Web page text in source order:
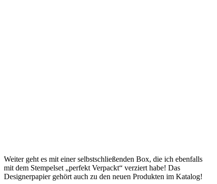
Weiter geht es mit einer selbstschließenden Box, die ich ebenfalls
mit dem Stempelset „perfekt Verpackt“ verziert habe! Das
Designerpapier gehört auch zu den neuen Produkten im Katalog!